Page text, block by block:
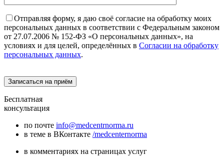
Отправляя форму, я даю своё согласие на обработку моих
персональных данных в соответствии с Федеральным законом
от 27.07.2006 № 152-ФЗ «О персональных данных», на
условиях и для целей, определённых в Согласии на обработку
персональных данных.
Бесплатная
консультация
по почте info@medcentrnorma.ru
в теме в ВКонтакте /medcenternorma
в комментариях на страницах услуг